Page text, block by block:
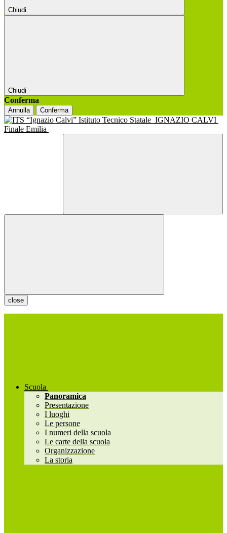
Chiudi
Chiudi
Conferma
Annulla Conferma
Istituto Tecnico Statale IGNAZIO CALVI
Finale Emilia
close
Scuola
Panoramica
Presentazione
I luoghi
Le persone
I numeri della scuola
Le carte della scuola
Organizzazione
La storia